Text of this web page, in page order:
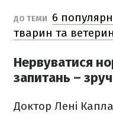
ДО ТЕМИ
6
тварин та
Нервуватися
запитань –
Доктор Лені